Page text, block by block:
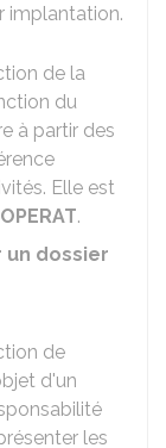
implantation.
de la
du
à partir des
Elle est
.
dossier
de
d'un
les